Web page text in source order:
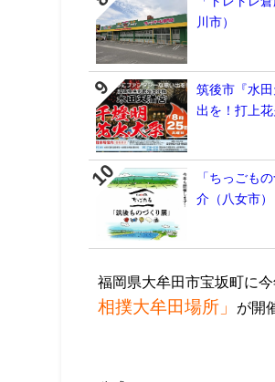
川市）
筑後市『水
出を！打上
「ちっごも
介（八女市）
福岡県大牟田市宝坂町に
相撲大牟田場所」
が開